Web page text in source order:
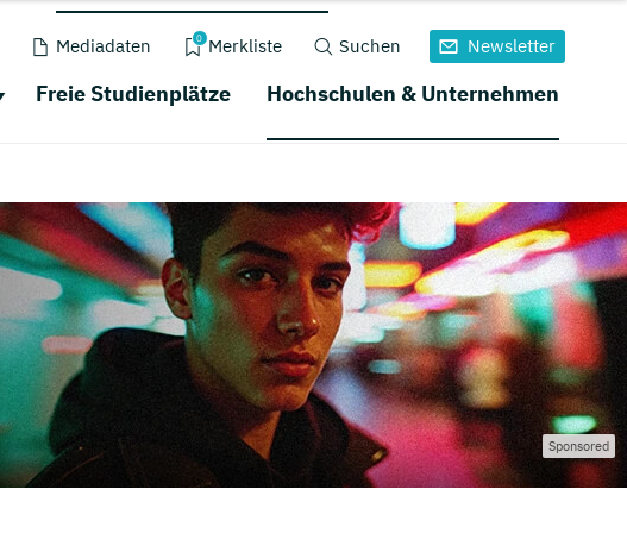
Mediadaten 0 Merkliste Suchen Newsletter
Freie Studienplätze Hochschulen & Unternehmen
Sponsored